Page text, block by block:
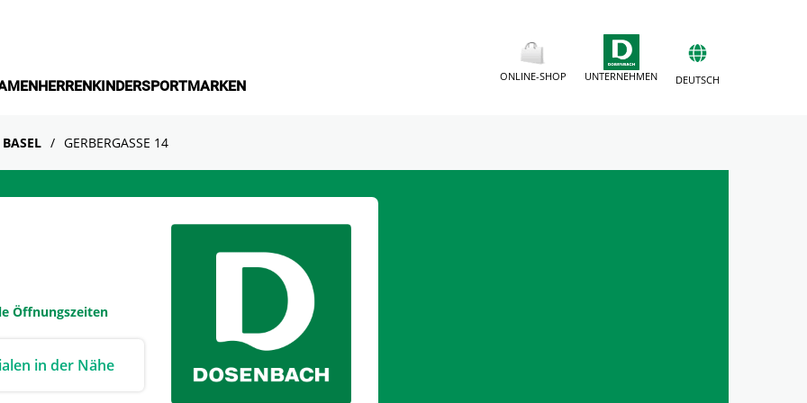
HERRENKINDERSPORTMARKEN
ONLINE-SHOP UNTERNEHMEN DEUTSCH
BASEL GERBERGASSE 14
Öffnungszeiten
in der Nähe